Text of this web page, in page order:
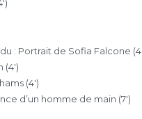
: Portrait de Sofia Falcone
(4′)
d’un homme de main (7′)